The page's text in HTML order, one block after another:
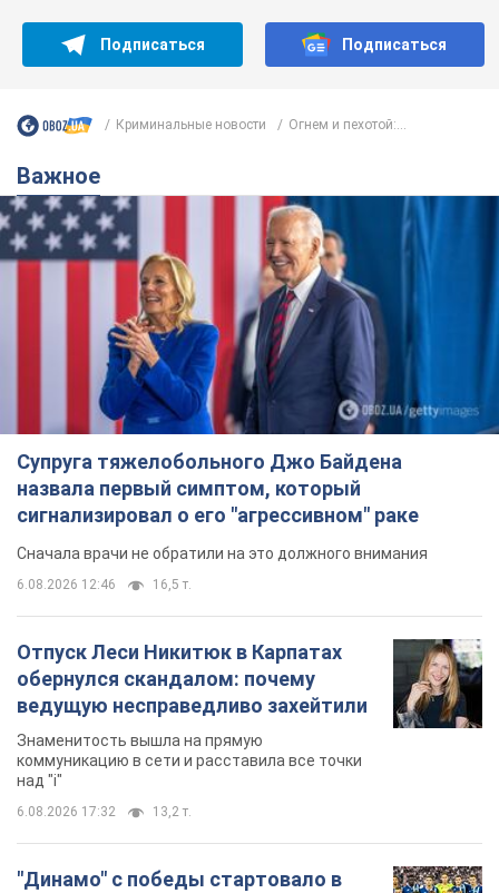
Подписаться Подписаться
Криминальные новости Огнем и пехотой:...
Важное
Супруга тяжелобольного Джо Байдена
назвала первый симптом, который
сигнализировал о его "агрессивном" раке
Сначала врачи не обратили на это должного внимания
6.08.2026 12:46 16,5 т.
Отпуск Леси Никитюк в Карпатах
обернулся скандалом: почему
ведущую несправедливо захейтили
Знаменитость вышла на прямую
коммуникацию в сети и расставила все точки
над "i"
6.08.2026 17:32 13,2 т.
"Динамо" с победы стартовало в